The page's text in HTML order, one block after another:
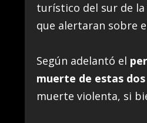
turístico del sur de
que alertaran sobre
Según adelantó el
muerte de estas
muerte violenta, si